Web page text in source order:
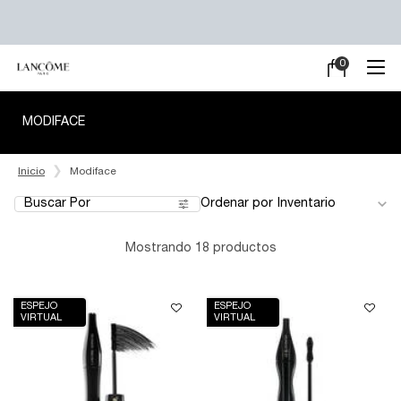
Mi
0
0 producto
MODIFACE
Inicio Modiface
Buscar Por
Filters menu
Ordenar por
Mostrando 18 productos
ESPEJO
VIRTUAL
ESPEJO
VIRTUAL